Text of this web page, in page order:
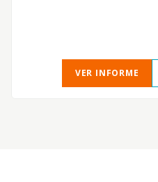
VER INFORME